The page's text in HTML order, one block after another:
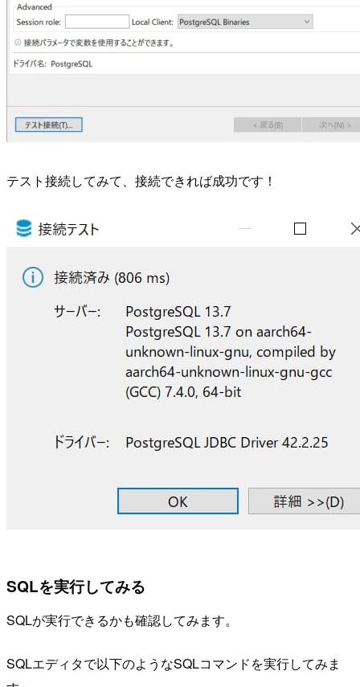
テスト接続してみて、接続できれば成功です！
SQLを実行してみる
SQLが実行できるかも確認してみます。
SQLエディタで以下のようなSQLコマンドを実行してみま